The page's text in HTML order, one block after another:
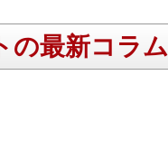
の最新コラム